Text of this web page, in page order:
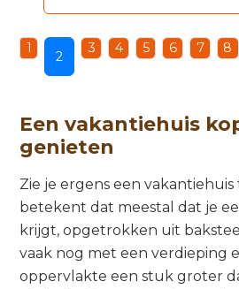
1
2
3 4 5 6 7 8
Een vakantiehuis
genieten
Zie je ergens een vakantiehuis
betekent dat meestal dat je
krijgt, opgetrokken uit
vaak nog met een verdieping
oppervlakte een stuk groter